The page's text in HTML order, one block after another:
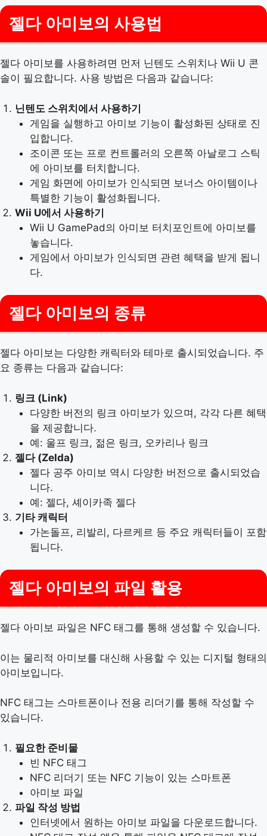
젤다 아미보의 사용법
젤다 아미보를 사용하려면 먼저 닌텐도 스위치나 Wii U 콘
솔이 필요합니다. 사용 방법은 다음과 같습니다:
닌텐도 스위치에서 사용하기
게임을 실행하고 아미보 기능이 활성화된 상태로 진
입합니다.
조이콘 또는 프로 컨트롤러의 오른쪽 아날로그 스틱
에 아미보를 터치합니다.
게임 화면에 아미보가 인식되면 보너스 아이템이나
특별한 기능이 활성화됩니다.
Wii U에서 사용하기
Wii U GamePad의 아미보 터치포인트에 아미보를
놓습니다.
게임에서 아미보가 인식되면 관련 혜택을 받게 됩니
다.
젤다 아미보의 종류
젤다 아미보는 다양한 캐릭터와 테마로 출시되었습니다. 주
요 종류는 다음과 같습니다:
링크 (Link)
다양한 버전의 링크 아미보가 있으며, 각각 다른 혜택
을 제공합니다.
예: 울프 링크, 젊은 링크, 오카리나 링크
젤다 (Zelda)
젤다 공주 아미보 역시 다양한 버전으로 출시되었습
니다.
예: 젤다, 셰이카족 젤다
기타 캐릭터
가논돌프, 리발리, 다르케르 등 주요 캐릭터들이 포함
됩니다.
젤다 아미보의 파일 활용
젤다 아미보 파일은 NFC 태그를 통해 생성할 수 있습니다.
이는 물리적 아미보를 대신해 사용할 수 있는 디지털 형태의
아미보입니다.
NFC 태그는 스마트폰이나 전용 리더기를 통해 작성할 수
있습니다.
필요한 준비물
빈 NFC 태그
NFC 리더기 또는 NFC 기능이 있는 스마트폰
아미보 파일
파일 작성 방법
인터넷에서 원하는 아미보 파일을 다운로드합니다.